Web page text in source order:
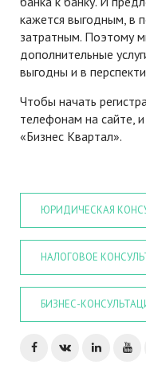
кажется выгодным, в
затратным. Поэтому
дополнительные
выгодны и в
Чтобы начать
телефонам на сайте,
«Бизнес Квартал».
ЮРИДИЧЕСКАЯ
НАЛОГОВОЕ
БИЗНЕС-